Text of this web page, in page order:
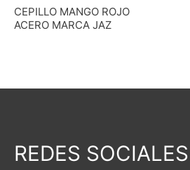
CEPILLO MANGO ROJO
ACERO MARCA JAZ
REDES SOCIALES